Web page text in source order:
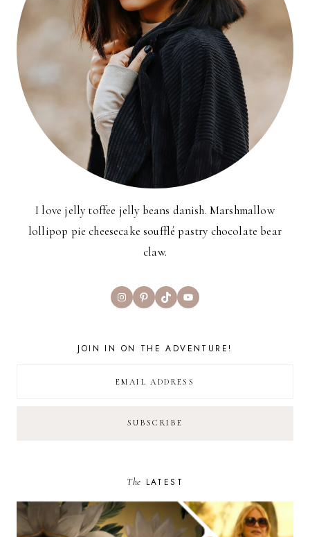
I love jelly toffee jelly beans danish. Marshmallow
lollipop pie cheesecake soufflé pastry chocolate bear
claw.
InstagramPinterest
TikTokYouTube
JOIN IN ON THE ADVENTURE!
The LATEST